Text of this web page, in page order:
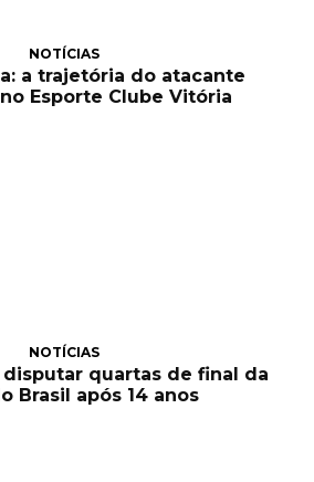
NOTÍCIAS
a trajetória do atacante
Esporte Clube Vitória
NOTÍCIAS
quartas de final da
Brasil após 14 anos